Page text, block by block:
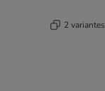
2 variantes